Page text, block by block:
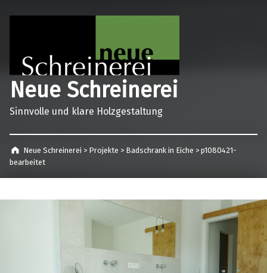
Neue Schreinerei
Sinnvolle und klare Holzgestaltung
Neue Schreinerei > Projekte > Badschrank in Eiche > p1080421-
bearbeitet